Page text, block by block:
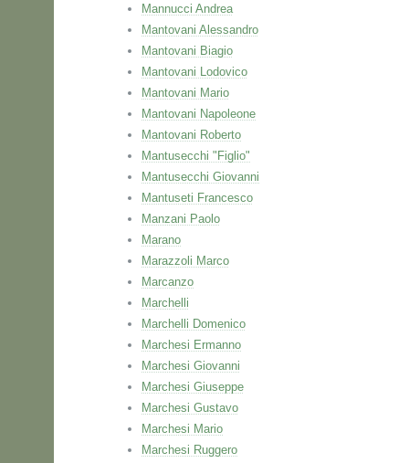
Mannucci Andrea
Mantovani Alessandro
Mantovani Biagio
Mantovani Lodovico
Mantovani Mario
Mantovani Napoleone
Mantovani Roberto
Mantusecchi "Figlio"
Mantusecchi Giovanni
Mantuseti Francesco
Manzani Paolo
Marano
Marazzoli Marco
Marcanzo
Marchelli
Marchelli Domenico
Marchesi Ermanno
Marchesi Giovanni
Marchesi Giuseppe
Marchesi Gustavo
Marchesi Mario
Marchesi Ruggero